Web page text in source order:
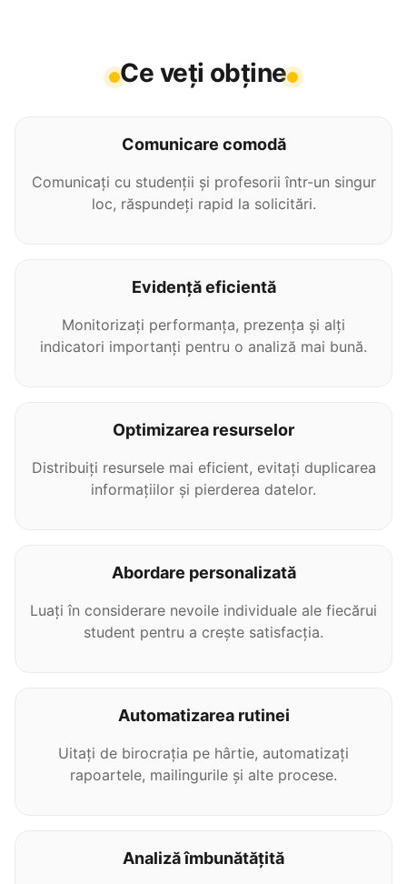
Ce veți obține
Comunicare comodă
Comunicați cu studenții și profesorii într-un singur
loc, răspundeți rapid la solicitări.
Evidență eficientă
Monitorizați performanța, prezența și alți
indicatori importanți pentru o analiză mai bună.
Optimizarea resurselor
Distribuiți resursele mai eficient, evitați duplicarea
informațiilor și pierderea datelor.
Abordare personalizată
Luați în considerare nevoile individuale ale fiecărui
student pentru a crește satisfacția.
Automatizarea rutinei
Uitați de birocrația pe hârtie, automatizați
rapoartele, mailingurile și alte procese.
Analiză îmbunătățită